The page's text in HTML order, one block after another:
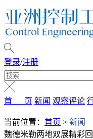
登录/注册
首 页 新闻 观察评论
当前位置： 首页 > 新闻
魏德米勒两地双展精彩